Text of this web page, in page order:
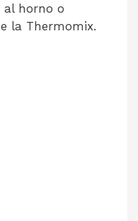
al horno o
la Thermomix.